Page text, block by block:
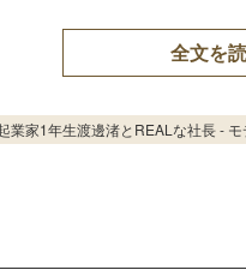
全文を
業家1年生渡邊渚とREALな社長 -